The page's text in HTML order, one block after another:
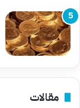
مقالات